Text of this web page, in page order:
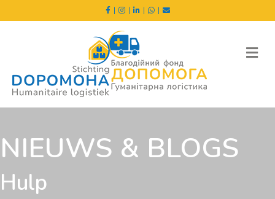
| | | |
NIEUWS & BLOGS
Hulp